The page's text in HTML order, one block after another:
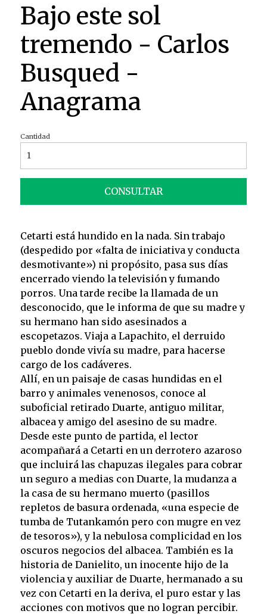
Bajo este sol
tremendo - Carlos
Busqued -
Anagrama
Cantidad
CONSULTAR
Cetarti está hundido en la nada. Sin trabajo
(despedido por «falta de iniciativa y conducta
desmotivante») ni propósito, pasa sus días
encerrado viendo la televisión y fumando
porros. Una tarde recibe la llamada de un
desconocido, que le informa de que su madre y
su hermano han sido asesinados a
escopetazos. Viaja a Lapachito, el derruido
pueblo donde vivía su madre, para hacerse
cargo de los cadáveres.
Allí, en un paisaje de casas hundidas en el
barro y animales venenosos, conoce al
suboficial retirado Duarte, antiguo militar,
albacea y amigo del asesino de su madre.
Desde este punto de partida, el lector
acompañará a Cetarti en un derrotero azaroso
que incluirá las chapuzas ilegales para cobrar
un seguro a medias con Duarte, la mudanza a
la casa de su hermano muerto (pasillos
repletos de basura ordenada, «una especie de
tumba de Tutankamón pero con mugre en vez
de tesoros»), y la nebulosa complicidad en los
oscuros negocios del albacea. También es la
historia de Danielito, un inocente hijo de la
violencia y auxiliar de Duarte, hermanado a su
vez con Cetarti en la deriva, el puro estar y las
acciones con motivos que no logran percibir.